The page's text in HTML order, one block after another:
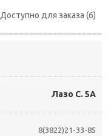
Доступно для заказа (6)
Лазо С. 5А
8(3822)21-33-85